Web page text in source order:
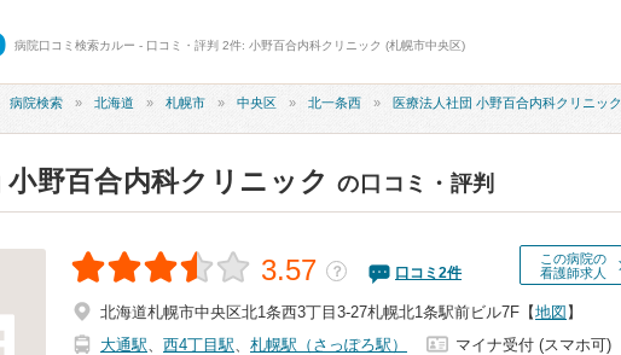
病院口コミ検索カルー - 口コミ・評判 2件: 小野百合内科クリニック (札幌市中央区)
病院検索 北海道 札幌市 中央区 北一条西 医療法人社団 小野百合内科クリニック
小野百合内科クリニック の口コミ・評判
この病院の
看護師求人
3.57 ？ 口コミ 2件
北海道札幌市中央区北1条西3丁目3-27札幌北1条駅前ビル7F 【地図 】
大通駅、 西4丁目駅、 札幌駅（さっぽろ駅）
マイナ受付 (スマホ可)